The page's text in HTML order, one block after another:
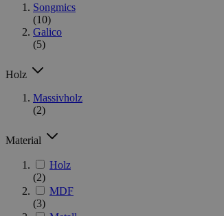
Songmics
(10)
Galico
(5)
Holz
Massivholz
(2)
Material
Holz
(2)
MDF
(3)